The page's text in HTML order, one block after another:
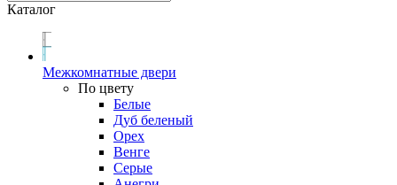
Каталог
Межкомнатные двери
По цвету
Белые
Дуб беленый
Орех
Венге
Серые